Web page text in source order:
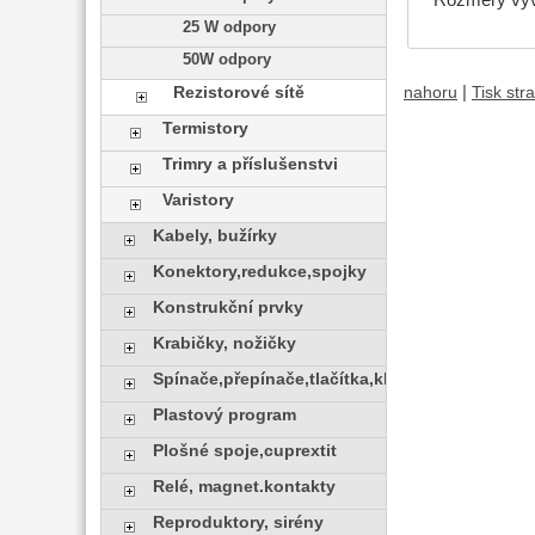
nahoru Tisk
25 W odpory
50W odpory
Rezistorové sítě
Termistory
Trimry a příslušenstvi
Varistory
Kabely, bužírky
Konektory,redukce,spojky
Konstrukční prvky
Krabičky, nožičky
Spínače,přepínače,tlačítka,klávesy
Plastový program
Plošné spoje,cuprextit
Relé, magnet.kontakty
Reproduktory, sirény